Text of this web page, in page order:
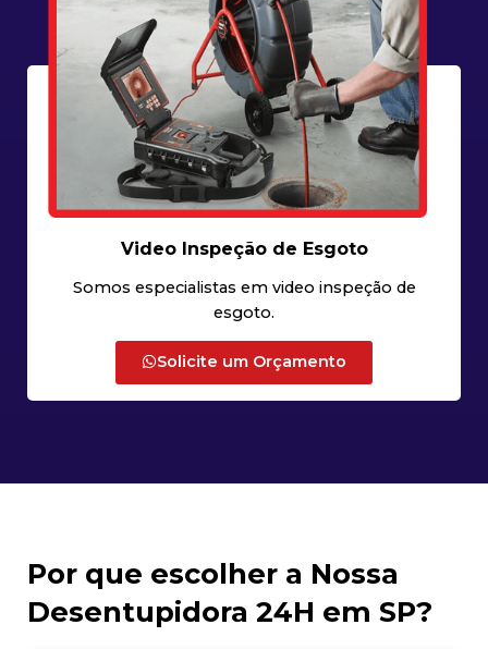
Video Inspeção de Esgoto
Somos especialistas em video inspeção de
esgoto.
Solicite um Orçamento
Por que escolher a Nossa
Desentupidora 24H em SP?